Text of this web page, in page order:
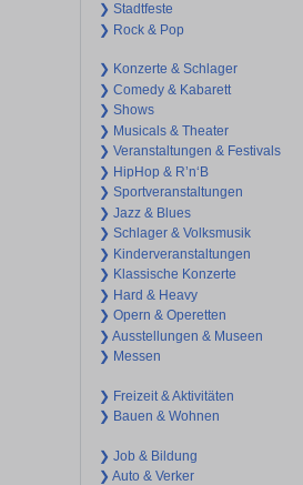
❯ Stadtfeste
❯ Rock & Pop
❯ Konzerte & Schlager
❯ Comedy & Kabarett
❯ Shows
❯ Musicals & Theater
❯ Veranstaltungen & Festivals
❯ HipHop & R’n‘B
❯ Sportveranstaltungen
❯ Jazz & Blues
❯ Schlager & Volksmusik
❯ Kinderveranstaltungen
❯ Klassische Konzerte
❯ Hard & Heavy
❯ Opern & Operetten
❯ Ausstellungen & Museen
❯ Messen
❯ Freizeit & Aktivitäten
❯ Bauen & Wohnen
❯ Job & Bildung
❯ Auto & Verker